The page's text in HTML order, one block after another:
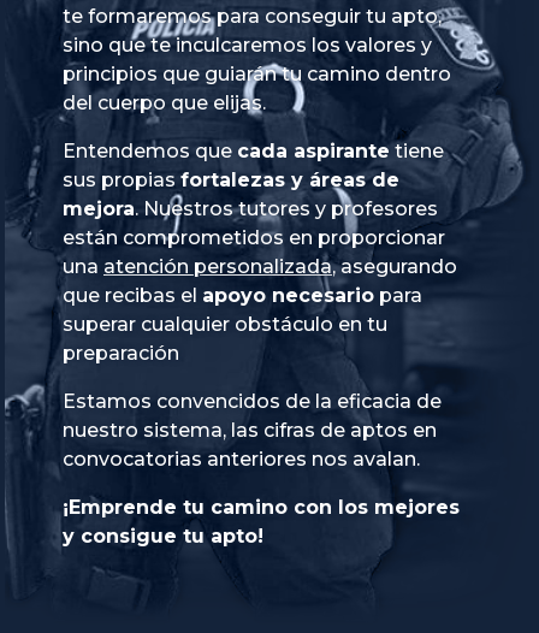
te formaremos para conseguir tu apto,
sino que te inculcaremos los valores y
principios que guiarán tu camino dentro
del cuerpo que elijas.
Entendemos que cada aspirante tiene
sus propias fortalezas y áreas de
mejora. Nuestros tutores y profesores
están comprometidos en proporcionar
una atención personalizada, asegurando
que recibas el apoyo necesario para
superar cualquier obstáculo en tu
preparación
Estamos convencidos de la eficacia de
nuestro sistema, las cifras de aptos en
convocatorias anteriores nos avalan.
¡Emprende tu camino con los mejores
y consigue tu apto!